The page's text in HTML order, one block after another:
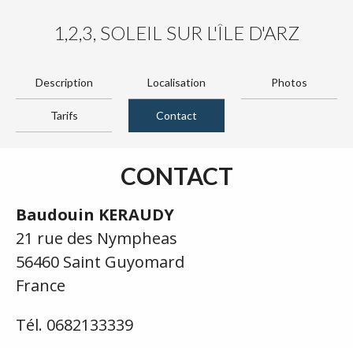
1,2,3, SOLEIL SUR L'ÎLE D'ARZ
Description Localisation Photos
Tarifs Contact
CONTACT
Baudouin KERAUDY
21 rue des Nympheas
56460 Saint Guyomard
France
Tél. 0682133339